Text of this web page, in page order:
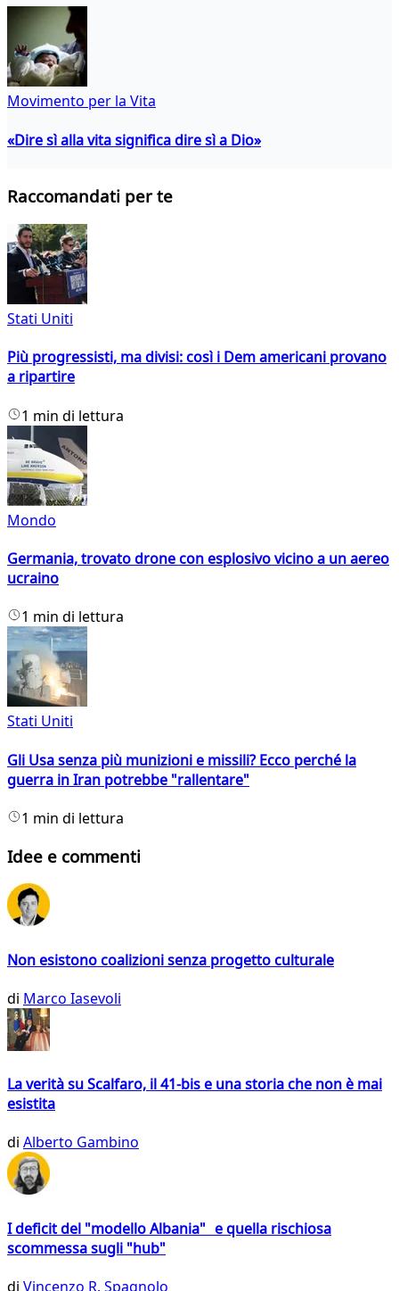
Movimento per la Vita
«Dire sì alla vita significa dire sì a Dio»
Raccomandati per te
Stati Uniti
Più progressisti, ma divisi: così i Dem americani provano
a ripartire
1 min di lettura
Mondo
Germania, trovato drone con esplosivo vicino a un aereo
ucraino
1 min di lettura
Stati Uniti
Gli Usa senza più munizioni e missili? Ecco perché la
guerra in Iran potrebbe "rallentare"
1 min di lettura
Idee e commenti
Non esistono coalizioni senza progetto culturale
di Marco Iasevoli
La verità su Scalfaro, il 41-bis e una storia che non è mai
esistita
di Alberto Gambino
I deficit del "modello Albania" e quella rischiosa
scommessa sugli "hub"
di Vincenzo R. Spagnolo